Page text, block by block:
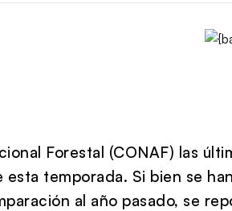
Forestal (CONAF) las
temporada. Si bien se
al año pasado, se